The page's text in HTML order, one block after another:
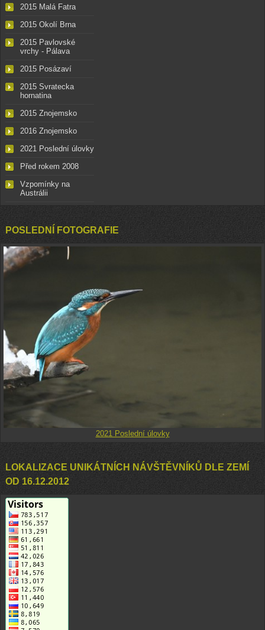
2015 Malá Fatra
2015 Okolí Brna
2015 Pavlovské
vrchy - Pálava
2015 Posázaví
2015 Svratecka
hornatina
2015 Znojemsko
2016 Znojemsko
2021 Poslední úlovky
Před rokem 2008
Vzpomínky na
Austrálii
POSLEDNÍ FOTOGRAFIE
2021 Poslední úlovky
LOKALIZACE UNIKÁTNÍCH NÁVŠTĚVNÍKŮ DLE ZEMÍ
OD 16.12.2012